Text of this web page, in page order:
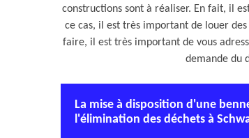
constructions sont à réaliser. En fait, il
ce cas, il est très important de louer
faire, il est très important de vous
demande du
La mise à disposition d'une
l'élimination des déchets à